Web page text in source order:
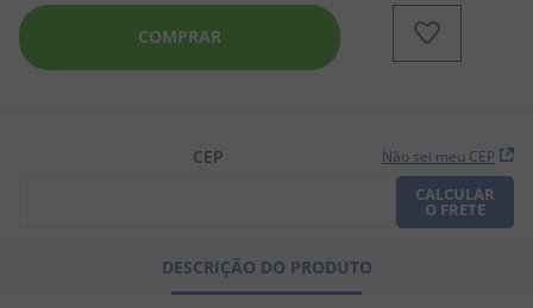
COMPRAR
CEP Não sei meu CEP
CALCULAR
O FRETE
DESCRIÇÃO DO PRODUTO
kit junina